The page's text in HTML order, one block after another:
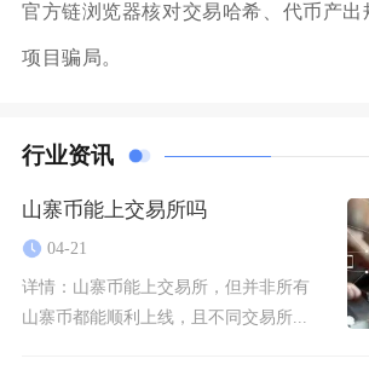
官方链浏览器核对交易哈希、代币产出
项目骗局。
行业资讯
山寨币能上交易所吗
04-21
详情： 山寨币能上交易所，但并非所有
山寨币都能顺利上线，且不同交易所...